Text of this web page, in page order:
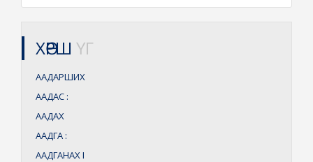
ХӨРШ ҮГ
ААДАРШИХ
ААДАС :
ААДАХ
ААДГА :
ААДГАНАХI